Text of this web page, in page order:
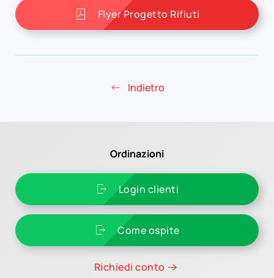
Flyer Progetto Rifiuti
Indietro
Ordinazioni
Login clienti
Come ospite
Richiedi conto